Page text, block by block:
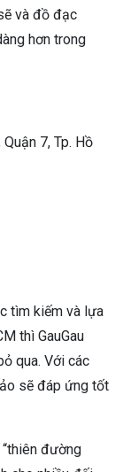
và đồ đạc
hơn trong
7, Tp. Hồ
tìm kiếm và lựa
thì GauGau
qua. Với các
sẽ đáp ứng tốt
đường